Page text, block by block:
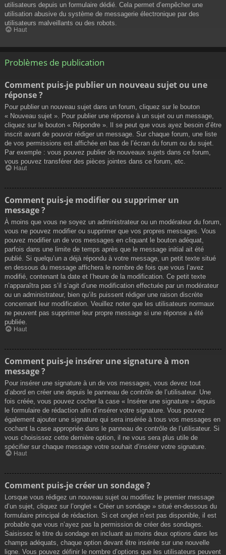
utilisateurs depuis un formulaire dédié. Cela permet d’empêcher une
utilisation abusive du système de messagerie électronique par des
utilisateurs malveillants ou des robots.
Haut
Problèmes de publication
Comment puis-je publier un nouveau sujet ou une
réponse ?
Pour publier un nouveau sujet dans un forum, cliquez sur le bouton
« Nouveau sujet ». Pour publier une réponse à un sujet ou un message,
cliquez sur le bouton « Répondre ». Il se peut que vous ayez besoin d’être
inscrit avant de pouvoir rédiger un message. Sur chaque forum, une liste
de vos permissions est affichée en bas de l’écran du forum ou du sujet.
Par exemple : vous pouvez publier de nouveaux sujets dans ce forum,
vous pouvez transférer des pièces jointes dans ce forum, etc.
Haut
Comment puis-je modifier ou supprimer un
message ?
À moins que vous ne soyez un administrateur ou un modérateur du forum,
vous ne pouvez modifier ou supprimer que vos propres messages. Vous
pouvez modifier un de vos messages en cliquant le bouton adéquat,
parfois dans une limite de temps après que le message initial ait été
publié. Si quelqu’un a déjà répondu à votre message, un petit texte situé
en dessous du message affichera le nombre de fois que vous l’avez
modifié, contenant la date et l’heure de la modification. Ce petit texte
n’apparaîtra pas s’il s’agit d’une modification effectuée par un modérateur
ou un administrateur, bien qu’ils puissent rédiger une raison discrète
concernant leur modification. Veuillez noter que les utilisateurs normaux
ne peuvent pas supprimer leur propre message si une réponse a été
publiée.
Haut
Comment puis-je insérer une signature à mon
message ?
Pour insérer une signature à un de vos messages, vous devez tout
d’abord en créer une depuis le panneau de contrôle de l’utilisateur. Une
fois créée, vous pouvez cocher la case « Insérer une signature » depuis
le formulaire de rédaction afin d’insérer votre signature. Vous pouvez
également ajouter une signature qui sera insérée à tous vos messages en
cochant la case appropriée dans le panneau de contrôle de l’utilisateur. Si
vous choisissez cette dernière option, il ne vous sera plus utile de
spécifier sur chaque message votre souhait d’insérer votre signature.
Haut
Comment puis-je créer un sondage ?
Lorsque vous rédigez un nouveau sujet ou modifiez le premier message
d’un sujet, cliquez sur l’onglet « Créer un sondage » situé en-dessous du
formulaire principal de rédaction. Si cet onglet n’est pas disponible, il est
probable que vous n’ayez pas la permission de créer des sondages.
Saisissez le titre du sondage en incluant au moins deux options dans les
champs adéquats, chaque option devant être insérée sur une nouvelle
ligne. Vous pouvez définir le nombre d’options que les utilisateurs peuvent